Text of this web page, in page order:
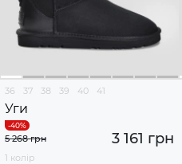
36 37 38 39 40 41
Уги
3 161 грн
5 268 грн
1 колір